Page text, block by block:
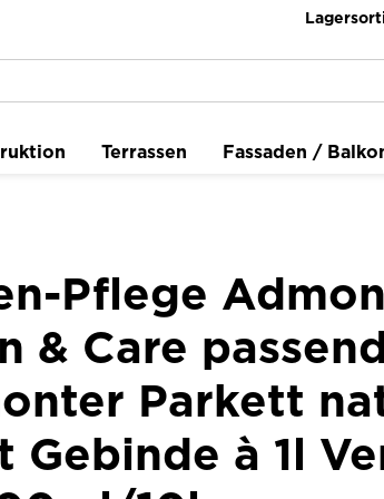
Terrassen Fassaden /
Pflege
& Care
Parkett
Gebinde à 1l